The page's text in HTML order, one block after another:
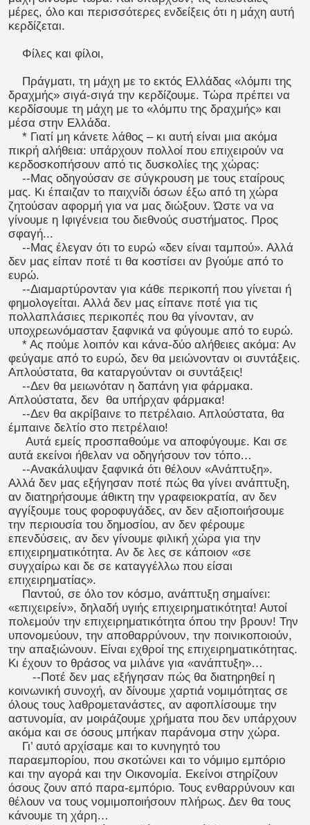
μέρες, όλο και περισσότερες ενδείξεις ότι η μάχη αυτή
κερδίζεται.
Φίλες και φίλοι,
Πράγματι, τη μάχη με το εκτός Ελλάδας «λόμπι της
δραχμής» σιγά-σιγά την κερδίζουμε. Τώρα πρέπει να
κερδίσουμε τη μάχη με το «λόμπυ της δραχμής» και
μέσα στην Ελλάδα.
* Γιατί μη κάνετε λάθος – κι αυτή είναι μια ακόμα
πικρή αλήθεια: υπάρχουν πολλοί που επιχειρούν να
κερδοσκοπήσουν από τις δυσκολίες της χώρας:
--Μας οδηγούσαν σε σύγκρουση με τους εταίρους
μας. Κι έπαιζαν το παιχνίδι όσων έξω από τη χώρα
ζητούσαν αφορμή για να μας διώξουν. Ώστε να να
γίνουμε η Ιφιγένεια του διεθνούς συστήματος. Προς
σφαγή...
--Μας έλεγαν ότι το ευρώ «δεν είναι ταμπού». Αλλά
δεν μας είπαν ποτέ τι θα κοστίσει αν βγούμε από το
ευρώ.
--Διαμαρτύρονταν για κάθε περικοπή που γίνεται ή
φημολογείται. Αλλά δεν μας είπανε ποτέ για τις
πολλαπλάσιες περικοπές που θα γίνονταν, αν
υποχρεωνόμασταν ξαφνικά να φύγουμε από το ευρώ.
* Ας πούμε λοιπόν και κάνα-δύο αλήθειες ακόμα: Αν
φεύγαμε από το ευρώ, δεν θα μειώνονταν οι συντάξεις.
Απλούστατα, θα καταργούνταν οι συντάξεις!
--Δεν θα μειωνόταν η δαπάνη για φάρμακα.
Απλούστατα, δεν θα υπήρχαν φάρμακα!
--Δεν θα ακρίβαινε το πετρέλαιο. Απλούστατα, θα
έμπαινε δελτίο στο πετρέλαιο!
Αυτά εμείς προσπαθούμε να αποφύγουμε. Και σε
αυτά εκείνοι ήθελαν να οδηγήσουν τον τόπο…
--Ανακάλυψαν ξαφνικά ότι θέλουν «Ανάπτυξη».
Αλλά δεν μας εξήγησαν ποτέ πώς θα γίνει ανάπτυξη,
αν διατηρήσουμε άθικτη την γραφειοκρατία, αν δεν
αγγίξουμε τους φοροφυγάδες, αν δεν αξιοποιήσουμε
την περιουσία του δημοσίου, αν δεν φέρουμε
επενδύσεις, αν δεν γίνουμε φιλική χώρα για την
επιχειρηματικότητα. Αν δε λες σε κάποιον «σε
συγχαίρω και δε σε καταγγέλλω που είσαι
επιχειρηματίας».
Παντού, σε όλο τον κόσμο, ανάπτυξη σημαίνει:
«επιχειρείν», δηλαδή υγιής επιχειρηματικότητα! Αυτοί
πολεμούν την επιχειρηματικότητα όπου την βρουν! Την
υπονομεύουν, την αποθαρρύνουν, την ποινικοποιούν,
την απαξιώνουν. Είναι εχθροί της επιχειρηματικότητας.
Κι έχουν το θράσος να μιλάνε για «ανάπτυξη»…
--Ποτέ δεν μας εξήγησαν πώς θα διατηρηθεί η
κοινωνική συνοχή, αν δίνουμε χαρτιά νομιμότητας σε
όλους τους λαθρομετανάστες, αν αφοπλίσουμε την
αστυνομία, αν μοιράζουμε χρήματα που δεν υπάρχουν
ακόμα και σε όσους μπήκαν παράνομα στην χώρα.
Γι’ αυτό αρχίσαμε και το κυνηγητό του
παραεμπορίου, που σκοτώνει και το νόμιμο εμπόριο
και την αγορά και την Οικονομία. Εκείνοι στηρίζουν
όσους ζουν από παρα-εμπόριο. Τους ενθαρρύνουν και
θέλουν να τους νομιμοποιήσουν πλήρως. Δεν θα τους
κάνουμε τη χάρη…